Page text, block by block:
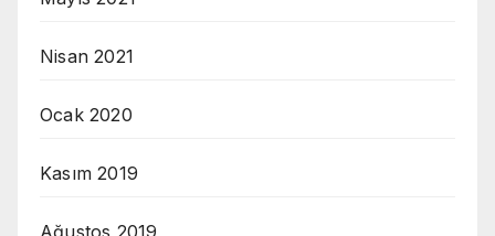
Nisan 2021
Ocak 2020
Kasım 2019